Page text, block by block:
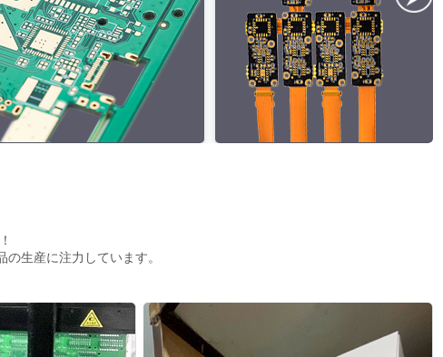
生産に注力しています。